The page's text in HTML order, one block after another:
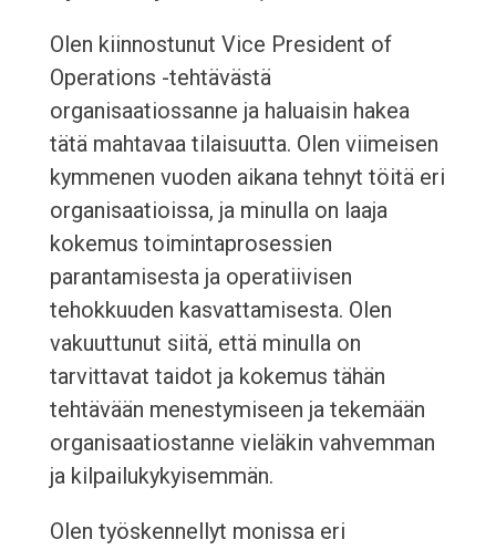
Olen kiinnostunut Vice President of
Operations -tehtävästä
organisaatiossanne ja haluaisin hakea
tätä mahtavaa tilaisuutta. Olen viimeisen
kymmenen vuoden aikana tehnyt töitä eri
organisaatioissa, ja minulla on laaja
kokemus toimintaprosessien
parantamisesta ja operatiivisen
tehokkuuden kasvattamisesta. Olen
vakuuttunut siitä, että minulla on
tarvittavat taidot ja kokemus tähän
tehtävään menestymiseen ja tekemään
organisaatiostanne vieläkin vahvemman
ja kilpailukykyisemmän.
Olen työskennellyt monissa eri